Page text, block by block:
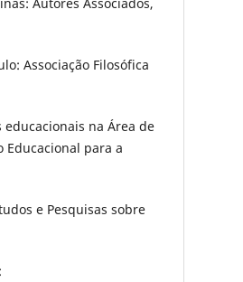
Associação Filosófica
educacionais na Área de
Educacional para a
e Pesquisas sobre